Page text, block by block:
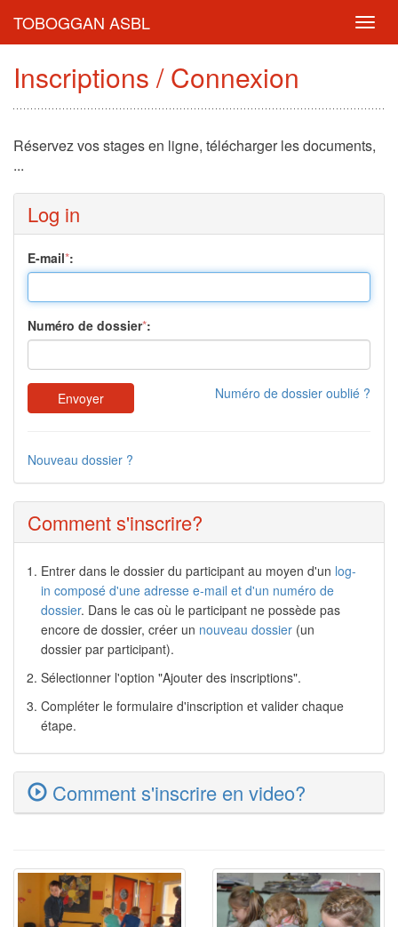
TOBOGGAN ASBL
Inscriptions / Connexion
Réservez vos stages en ligne, télécharger les documents,
...
Log in
E-mail*:
Numéro de dossier*:
Numéro de dossier oublié ?
Nouveau dossier ?
Comment s'inscrire?
Entrer dans le dossier du participant au moyen d'un log-
in composé d'une adresse e-mail et d'un numéro de
dossier. Dans le cas où le participant ne possède pas
encore de dossier, créer un nouveau dossier (un
dossier par participant).
Sélectionner l'option "Ajouter des inscriptions".
Compléter le formulaire d'inscription et valider chaque
étape.
Comment s'inscrire en video?